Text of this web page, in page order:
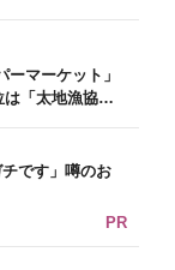
ーマーケット」
「太地漁協
です」噂のお
PR